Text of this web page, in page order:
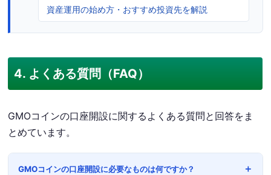
資産運用の始め方・おすすめ投資先を解説
4. よくある質問（FAQ）
GMOコインの口座開設に関するよくある質問と回答をま
とめています。
GMOコインの口座開設に必要なものは何ですか？